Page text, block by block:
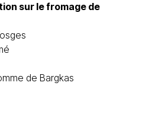
sur lefromage de
de Bargkas